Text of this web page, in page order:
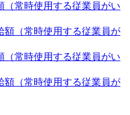
（常時使用する従業員がい
額（常時使用する従業員が
（常時使用する従業員がい
額（常時使用する従業員が